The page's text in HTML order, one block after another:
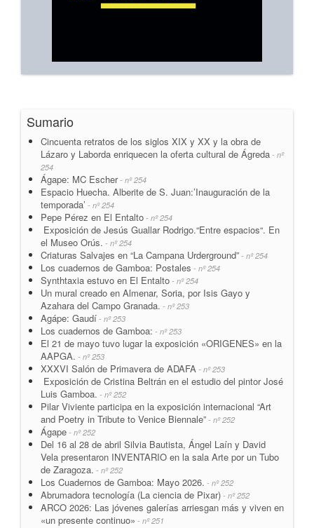
Sumario
Cincuenta retratos de los siglos XIX y XX y la obra de
Lázaro y Laborda enriquecen la oferta cultural de Ágreda - nº
254
Ágape: MC Escher- nº 254
Espacio Huecha. Alberite de S. Juan:’Inauguración de la
temporada’ - nº 254
Pepe Pérez en El Entalto - nº 254
Exposición de Jesús Guallar Rodrigo.“Entre espacios“. En
el Museo Orús. - nº 254
Criaturas Salvajes en “La Campana Urderground” - nº 254
Los cuadernos de Gamboa: Postales - nº 254
Synthtaxia estuvo en El Entalto - nº 254
Un mural creado en Almenar, Soria, por Isis Gayo y
Azahara del Campo Granada. - nº 253
Agápe: Gaudí - nº 253
Los cuadernos de Gamboa: - nº 253
El 21 de mayo tuvo lugar la exposición «ORIGENES» en la
AAPGA. - nº 253
XXXVI Salón de Primavera de ADAFA - nº 253
Exposición de Cristina Beltrán en el estudio del pintor José
Luis Gamboa. - nº 252
Pilar Viviente participa en la exposición internacional “Art
and Poetry in Tribute to Venice Biennale” - nº 252
Ágape - nº 252
Del 16 al 28 de abril Silvia Bautista, Ángel Laín y David
Vela presentaron INVENTARIO en la sala Arte por un Tubo
de Zaragoza. - nº 252
Los Cuadernos de Gamboa: Mayo 2026. - nº 252
Abrumadora tecnología (La ciencia de Pixar) - nº 252
ARCO 2026: Las jóvenes galerías arriesgan más y viven en
«un presente continuo» - nº 251